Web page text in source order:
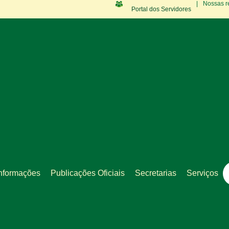
Portal dos Servidores
Nossas
Publicações Oficiais Secretarias Serviços